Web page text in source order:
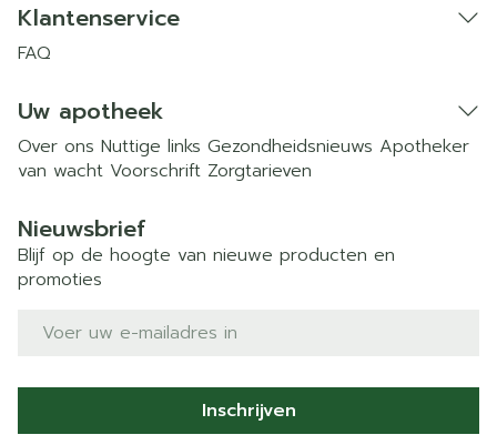
Klantenservice
FAQ
Uw apotheek
Over ons Nuttige links Gezondheidsnieuws Apotheker
van wacht Voorschrift Zorgtarieven
Nieuwsbrief
Blijf op de hoogte van nieuwe producten en
promoties
E-mail adres
Inschrijven